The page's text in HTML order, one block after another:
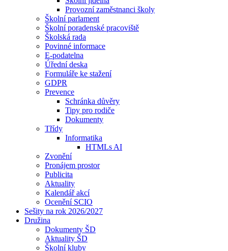
Provozní zaměstnanci školy
Školní parlament
Školní poradenské pracoviště
Školská rada
Povinné informace
E-podatelna
Úřední deska
Formuláře ke stažení
GDPR
Prevence
Schránka důvěry
Tipy pro rodiče
Dokumenty
Třídy
Informatika
HTMLs AI
Zvonění
Pronájem prostor
Publicita
Aktuality
Kalendář akcí
Ocenění SCIO
Sešity na rok 2026/2027
Družina
Dokumenty ŠD
Aktuality ŠD
Školní kluby